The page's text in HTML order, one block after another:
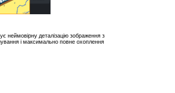
неймовірну деталізацію зображення з
і максимально повне охоплення